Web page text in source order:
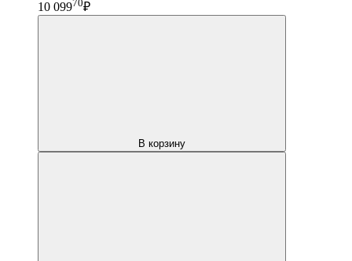
10 09970₽
В корзину